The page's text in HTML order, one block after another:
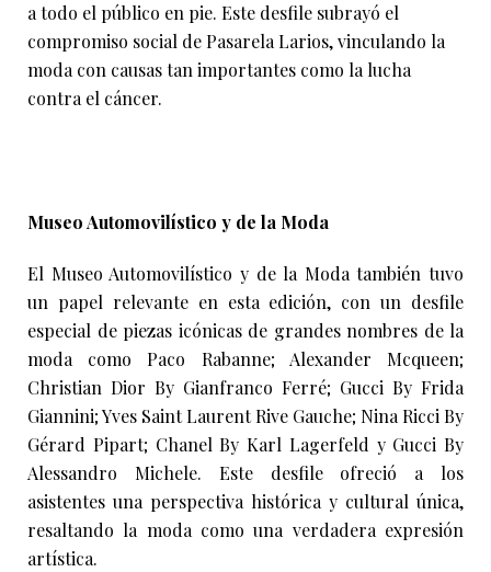
a todo el público en pie. Este desfile subrayó el
compromiso social de Pasarela Larios, vinculando la
moda con causas tan importantes como la lucha
contra el cáncer.
Museo Automovilístico y de la Moda
El Museo Automovilístico y de la Moda también tuvo
un papel relevante en esta edición, con un desfile
especial de piezas icónicas de grandes nombres de la
moda como Paco Rabanne; Alexander Mcqueen;
Christian Dior By Gianfranco Ferré; Gucci By Frida
Giannini; Yves Saint Laurent Rive Gauche; Nina Ricci By
Gérard Pipart; Chanel By Karl Lagerfeld y Gucci By
Alessandro Michele. Este desfile ofreció a los
asistentes una perspectiva histórica y cultural única,
resaltando la moda como una verdadera expresión
artística.